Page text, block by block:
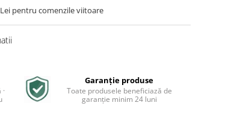
Lei pentru comenzile viitoare
Garanție produse
Toate produsele beneficiază de
garanție minim 24 luni